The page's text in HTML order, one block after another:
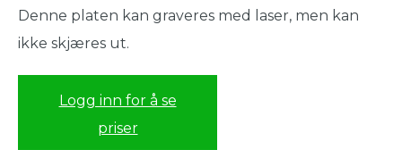
Denne platen kan graveres med laser, men kan
ikke skjæres ut.
Logg inn for å se
priser